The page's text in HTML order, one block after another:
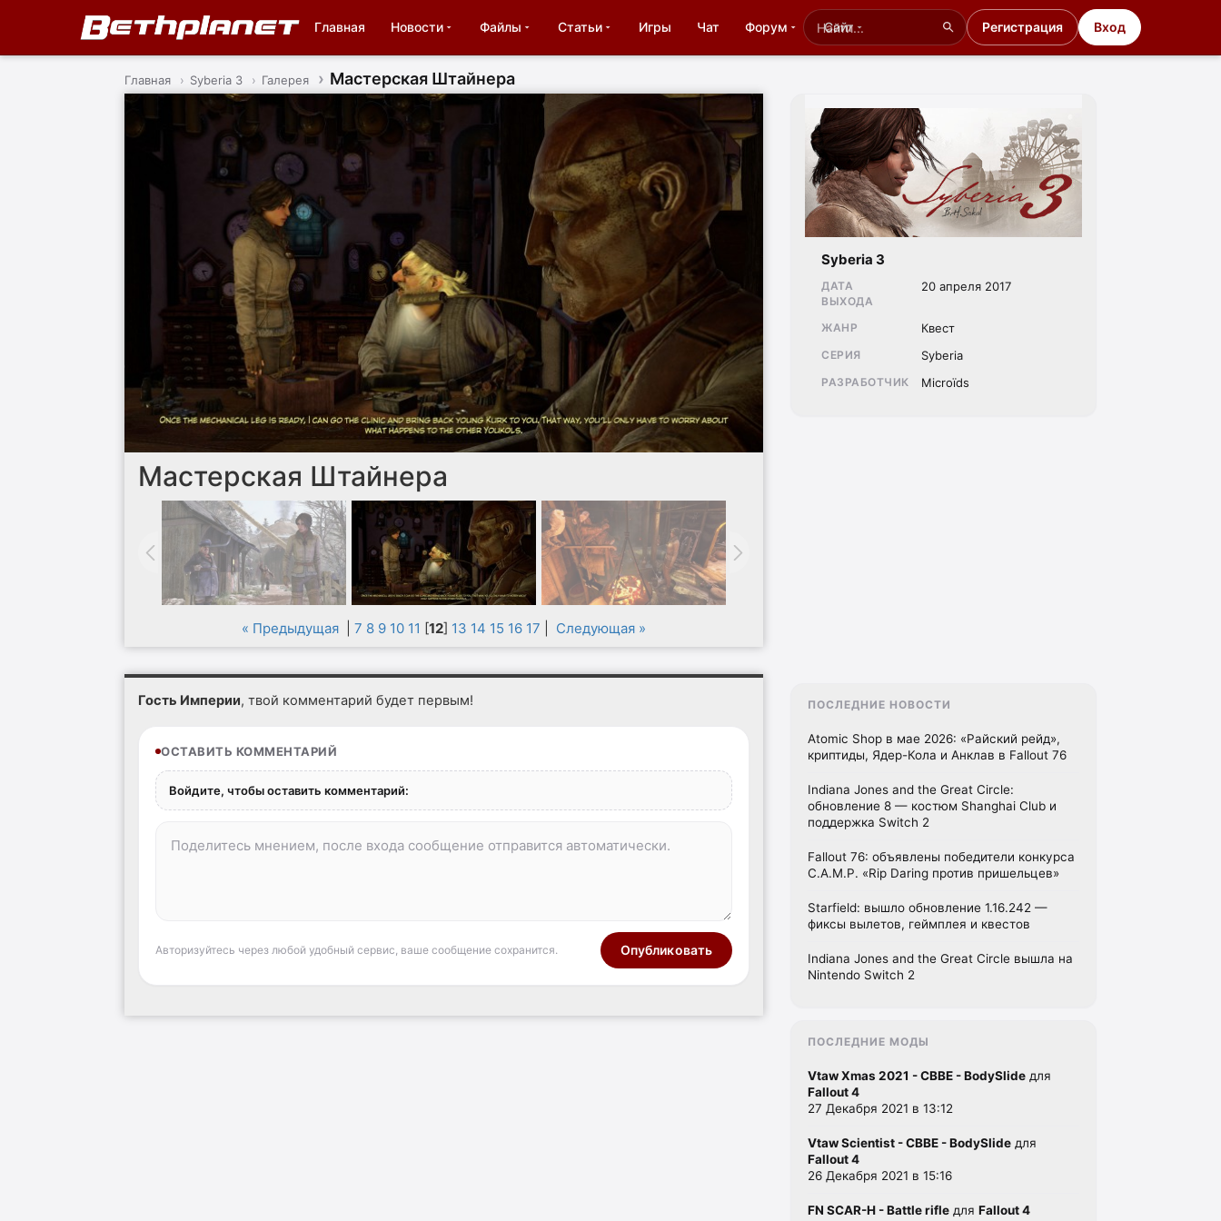
Главная Новости Файлы Статьи Игры Чат Форум Сайт Регистрация Вход
Главная Syberia 3 Галерея Мастерская Штайнера
Мастерская Штайнера
« Предыдущая |7 8 9 10 11 [12] 13 14 15 16 17 Следующая »
Гость Империи, твой комментарий будет первым!
ОСТАВИТЬ КОММЕНТАРИЙ
Войдите, чтобы оставить комментарий:
Авторизуйтесь через любой удобный сервис, ваше сообщение сохранится. Опубликовать
Syberia 3
ДАТА
ВЫХОДА
20 апреля 2017
ЖАНР Квест
СЕРИЯ Syberia
РАЗРАБОТЧИК Microïds
ПОСЛЕДНИЕ НОВОСТИ
Atomic Shop в мае 2026: «Райский рейд»,
криптиды, Ядер-Кола и Анклав в Fallout 76
Indiana Jones and the Great Circle:
обновление 8 — костюм Shanghai Club и
поддержка Switch 2
Fallout 76: объявлены победители конкурса
C.A.M.P. «Rip Daring против пришельцев»
Starfield: вышло обновление 1.16.242 —
фиксы вылетов, геймплея и квестов
Indiana Jones and the Great Circle вышла на
Nintendo Switch 2
ПОСЛЕДНИЕ МОДЫ
Vtaw Xmas 2021 - CBBE - BodySlide для
Fallout 4
27 Декабря 2021 в 13:12
Vtaw Scientist - CBBE - BodySlide для
Fallout 4
26 Декабря 2021 в 15:16
FN SCAR-H - Battle rifle дляFallout 4